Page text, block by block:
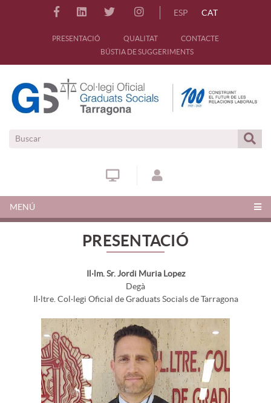
ESP CAT
PRESENTACIÓ QUALITAT
CONTACTE
BÚSTIA DE SUGGERIMENTS
MENÚ
PRESENTACIÓ
Il·lm. Sr. Jordi Muria Lopez
Degà
Il·ltre. Col·legi Oficial de Graduats Socials de Tarragona